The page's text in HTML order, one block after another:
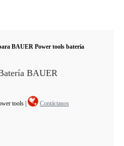
BAUER Power tools batería
BAUER
tools | Contáctanos